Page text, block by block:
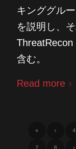
キンググル
を説明し、
含む。
Read more
« ‹ 4
7 8 ›